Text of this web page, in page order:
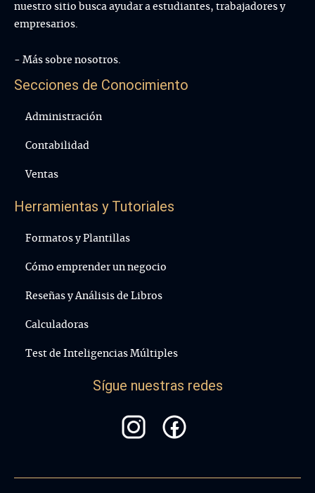
nuestro sitio busca ayudar a estudiantes, trabajadores y
empresarios.
- Más sobre nosotros.
Secciones de Conocimiento
Administración
Contabilidad
Ventas
Herramientas y Tutoriales
Formatos y Plantillas
Cómo emprender un negocio
Reseñas y Análisis de Libros
Calculadoras
Test de Inteligencias Múltiples
Sígue nuestras redes